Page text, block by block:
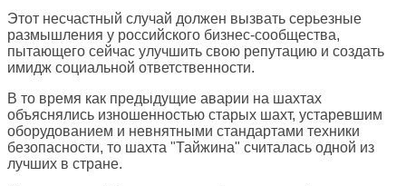
Этот несчастный случай должен вызвать серьезные
размышления у российского бизнес-сообщества,
пытающего сейчас улучшить свою репутацию и создать
имидж социальной ответственности.
В то время как предыдущие аварии на шахтах
объяснялись изношенностью старых шахт, устаревшим
оборудованием и невнятными стандартами техники
безопасности, то шахта "Тайжина" считалась одной из
лучших в стране.